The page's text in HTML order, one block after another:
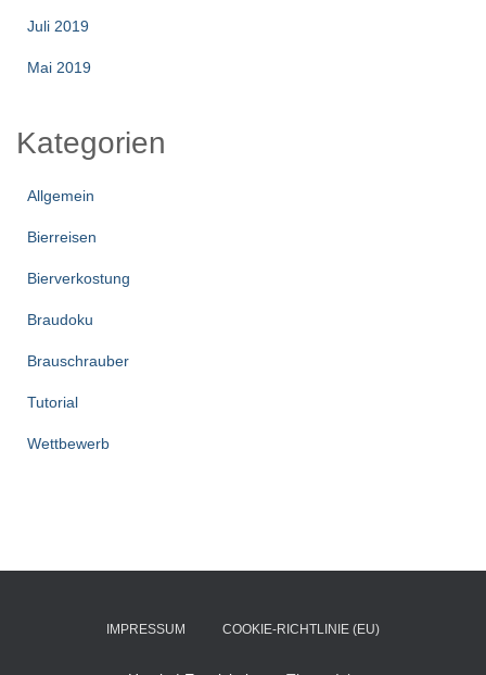
Juli 2019
Mai 2019
Kategorien
Allgemein
Bierreisen
Bierverkostung
Braudoku
Brauschrauber
Tutorial
Wettbewerb
IMPRESSUM COOKIE-RICHTLINIE (EU)